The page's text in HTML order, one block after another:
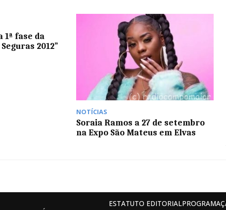
1ª fase da
2012”
NOTÍCIAS
Soraia Ramos a 27 de setembro
na Expo São Mateus em Elvas
ESTATUTO EDITORIAL